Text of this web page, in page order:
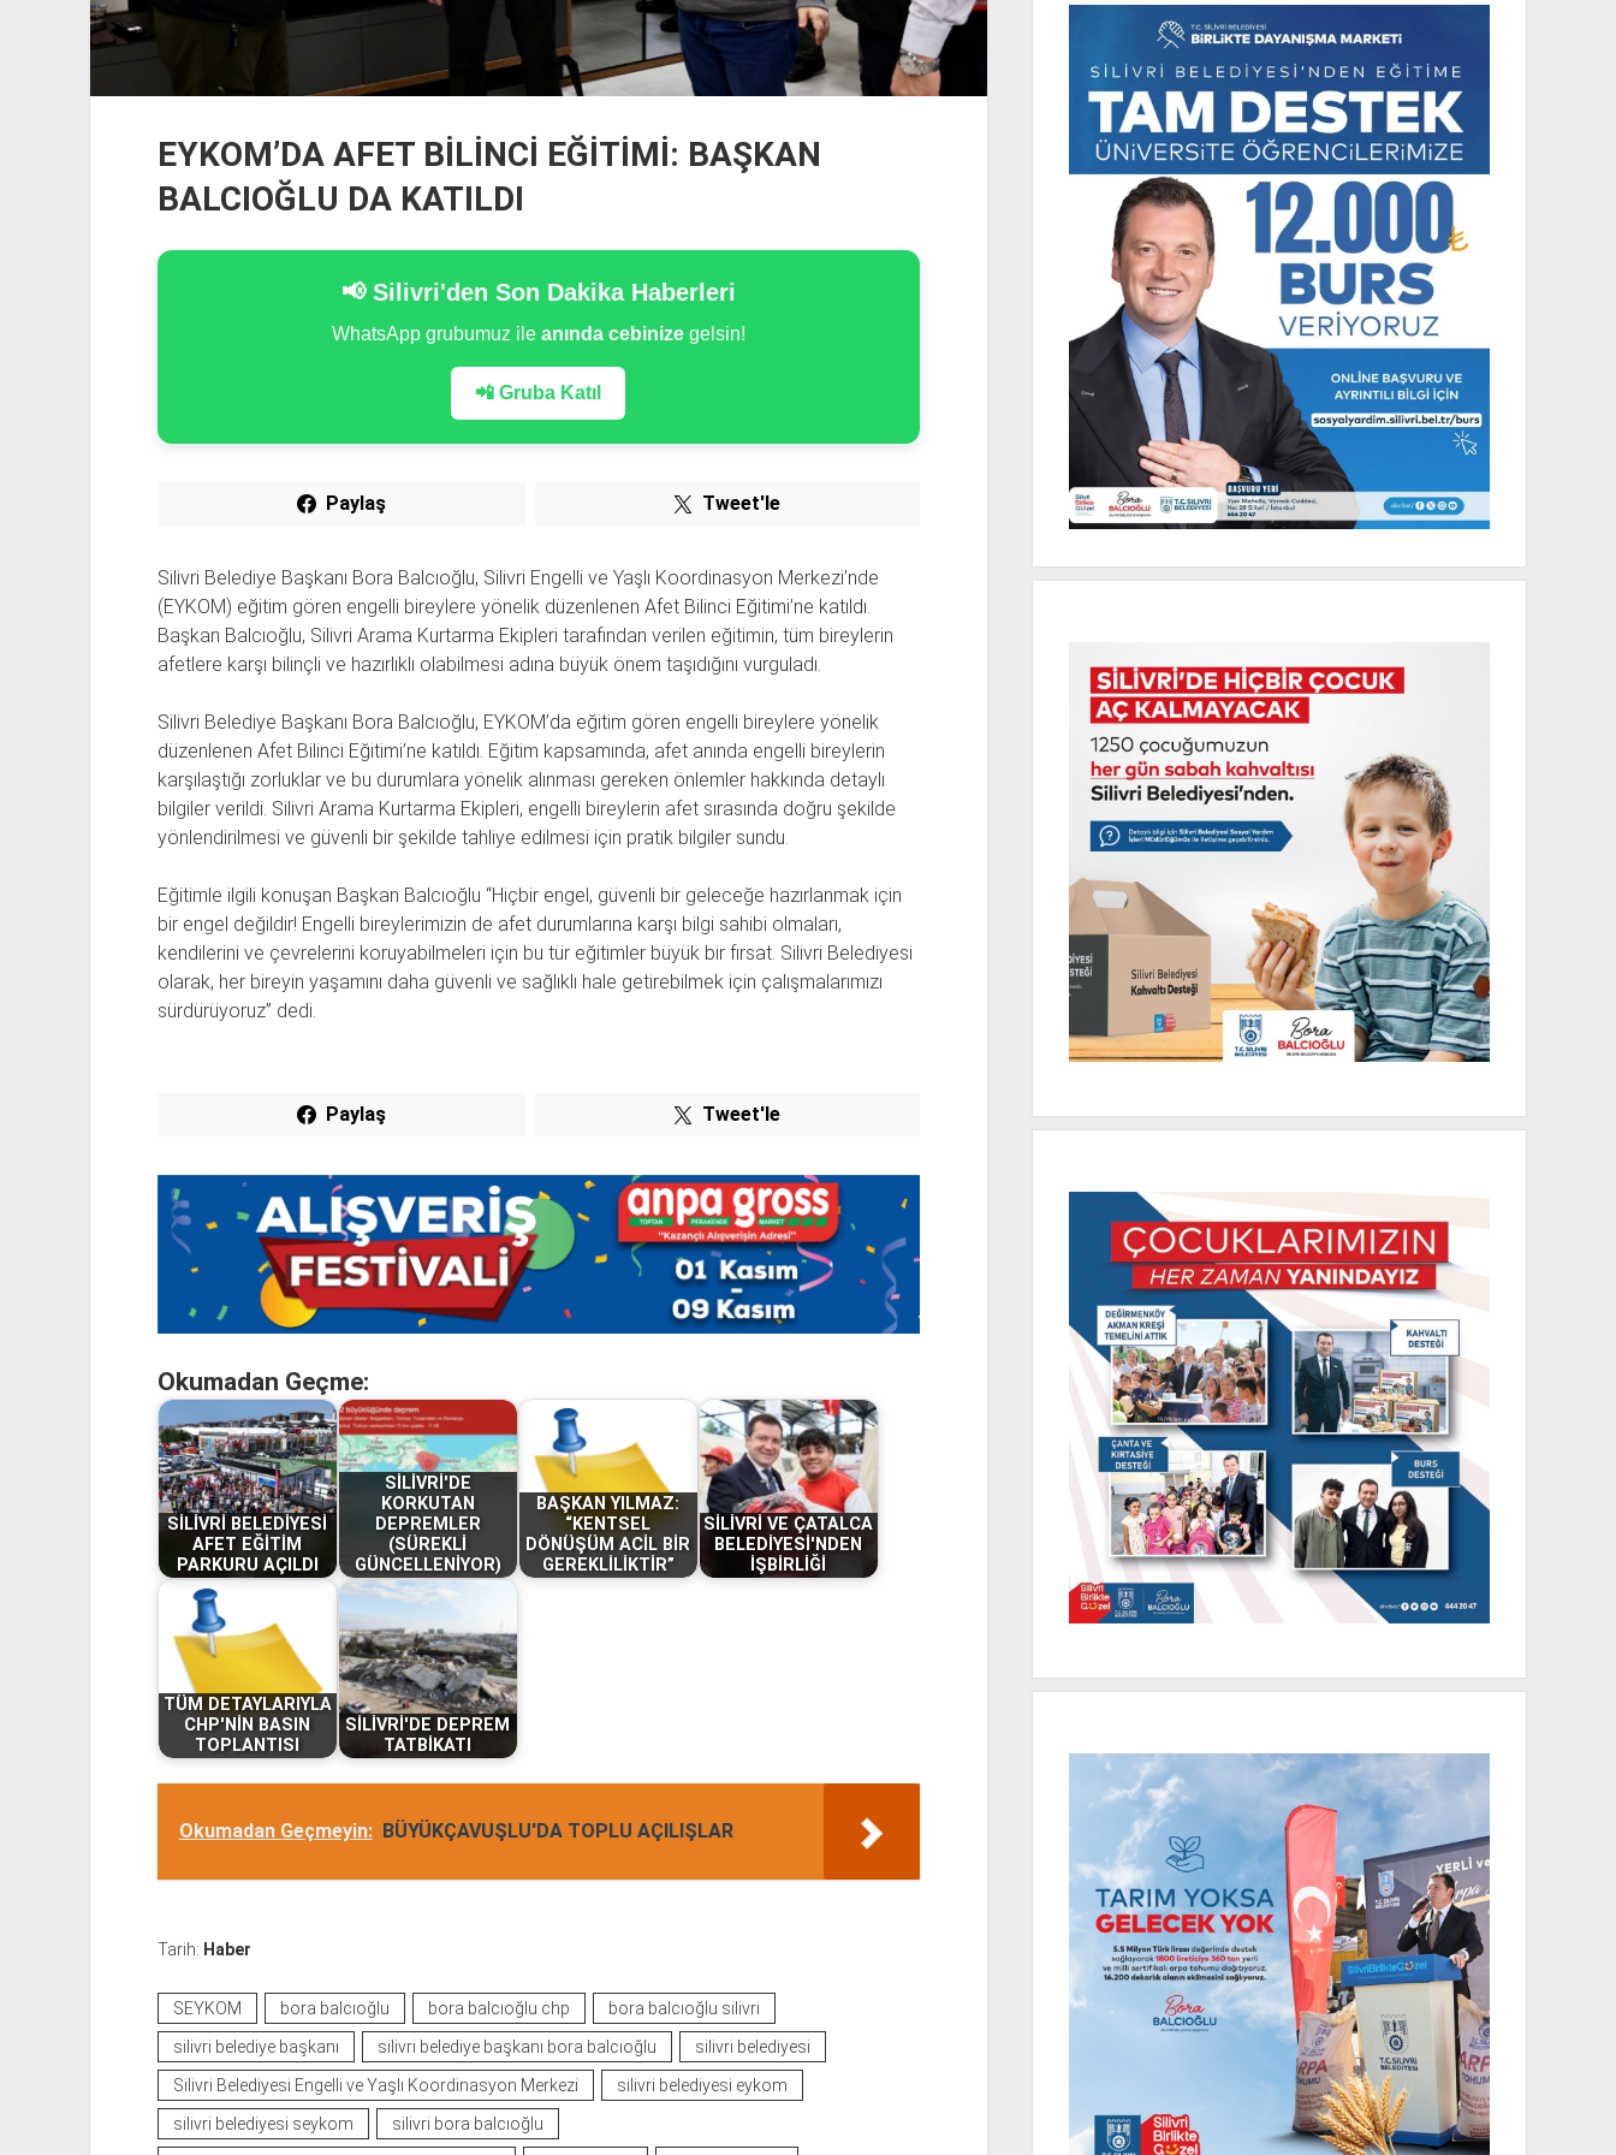
EYKOM’DA AFET BİLİNCİ EĞİTİMİ: BAŞKAN
BALCIOĞLU DA KATILDI
📢 Silivri'den Son Dakika Haberleri
WhatsApp grubumuz ile anında cebinizegelsin!
📲 Gruba Katıl
Paylaş Tweet'le
Silivri Belediye Başkanı Bora Balcıoğlu, Silivri Engelli ve Yaşlı Koordinasyon Merkezi’nde
(EYKOM) eğitim gören engelli bireylere yönelik düzenlenen Afet Bilinci Eğitimi’ne katıldı.
Başkan Balcıoğlu, Silivri Arama Kurtarma Ekipleri tarafından verilen eğitimin, tüm bireylerin
afetlere karşı bilinçli ve hazırlıklı olabilmesi adına büyük önem taşıdığını vurguladı.
Silivri Belediye Başkanı Bora Balcıoğlu, EYKOM’da eğitim gören engelli bireylere yönelik
düzenlenen Afet Bilinci Eğitimi’ne katıldı. Eğitim kapsamında, afet anında engelli bireylerin
karşılaştığı zorluklar ve bu durumlara yönelik alınması gereken önlemler hakkında detaylı
bilgiler verildi. Silivri Arama Kurtarma Ekipleri, engelli bireylerin afet sırasında doğru şekilde
yönlendirilmesi ve güvenli bir şekilde tahliye edilmesi için pratik bilgiler sundu.
Eğitimle ilgili konuşan Başkan Balcıoğlu “Hiçbir engel, güvenli bir geleceğe hazırlanmak için
bir engel değildir! Engelli bireylerimizin de afet durumlarına karşı bilgi sahibi olmaları,
kendilerini ve çevrelerini koruyabilmeleri için bu tür eğitimler büyük bir fırsat. Silivri Belediyesi
olarak, her bireyin yaşamını daha güvenli ve sağlıklı hale getirebilmek için çalışmalarımızı
sürdürüyoruz” dedi.
Paylaş Tweet'le
Okumadan Geçme:
SİLİVRİ BELEDİYESİ
AFET EĞİTİM
PARKURU AÇILDI
SİLİVRİ'DE
KORKUTAN
DEPREMLER
(SÜREKLİ
GÜNCELLENİYOR)
BAŞKAN YILMAZ:
“KENTSEL
DÖNÜŞÜM ACİL BİR
GEREKLİLİKTİR”
SİLİVRİ VE ÇATALCA
BELEDİYESİ'NDEN
İŞBİRLİĞİ
TÜM DETAYLARIYLA
CHP'NİN BASIN
TOPLANTISI
SİLİVRİ'DE DEPREM
TATBİKATI
Okumadan Geçmeyin: BÜYÜKÇAVUŞLU'DA TOPLU AÇILIŞLAR
Tarih: Haber
SEYKOM bora balcıoğlu bora balcıoğlu chp
bora balcıoğlu silivri
silivri belediye başkanı
silivri belediye başkanı bora balcıoğlu
silivri belediyesi
Silivri Belediyesi Engelli ve Yaşlı Koordinasyon Merkezi
silivri belediyesi eykom
silivri belediyesi seykom
silivri bora balcıoğlu